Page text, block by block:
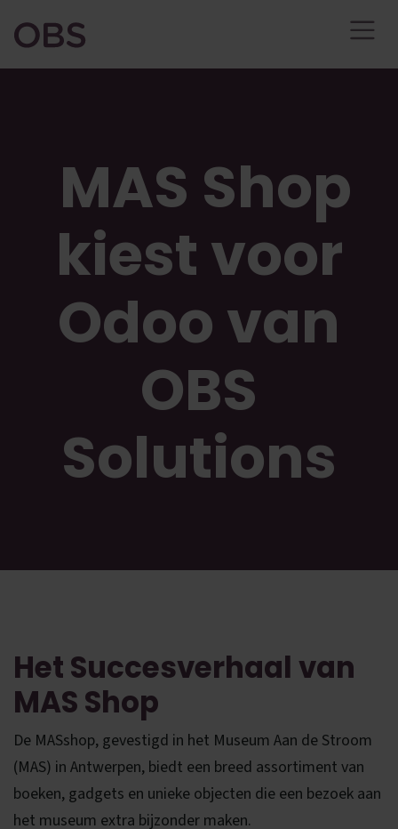
​ MAS Shop
kiest voor
Odoo van
OBS
Solutions
Het Succesverhaal van
MAS Shop
De MASshop, gevestigd in het Museum Aan de Stroom
(MAS) in Antwerpen, biedt een breed assortiment van
boeken, gadgets en unieke objecten die een bezoek aan
het museum extra bijzonder maken.